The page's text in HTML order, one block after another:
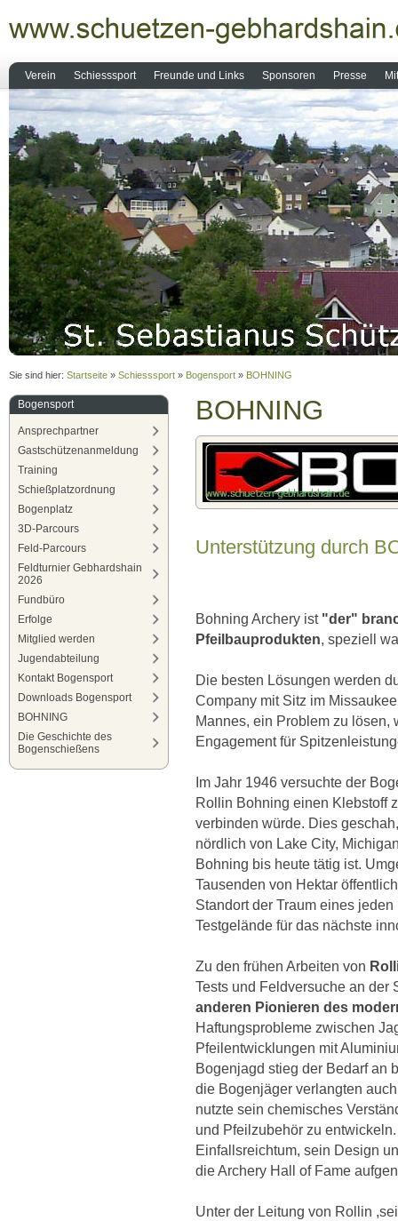
Verein Schiesssport Freunde und Links Sponsoren Presse
Sie sind hier: Startseite » Schiesssport » Bogensport » BOHNING
Bogensport
Ansprechpartner
Gastschützenanmeldung
Training
Schießplatzordnung
Bogenplatz
3D-Parcours
Feld-Parcours
Feldturnier Gebhardshain
2026
Fundbüro
Erfolge
Mitglied werden
Jugendabteilung
Kontakt Bogensport
Downloads Bogensport
BOHNING
Die Geschichte des
Bogenschießens
BOHNING
Unterstützung durch
Bohning Archery ist "der"
Pfeilbauprodukten, speziell
Die besten Lösungen werden
Company mit Sitz im
Mannes, ein Problem zu lösen,
Engagement für
Im Jahr 1946 versuchte der
Rollin Bohning einen Klebstoff
verbinden würde. Dies
nördlich von Lake City,
Bohning bis heute tätig ist.
Tausenden von Hektar
Standort der Traum eines
Testgelände für das nächste
Zu den frühen Arbeiten von
Tests und Feldversuche an der
anderen Pionieren des
Haftungsprobleme zwischen
Pfeilentwicklungen mit
Bogenjagd stieg der Bedarf an
die Bogenjäger verlangten
nutzte sein chemisches
und Pfeilzubehör zu
Einfallsreichtum, sein Design
die Archery Hall of Fame
Unter der Leitung von Rollin